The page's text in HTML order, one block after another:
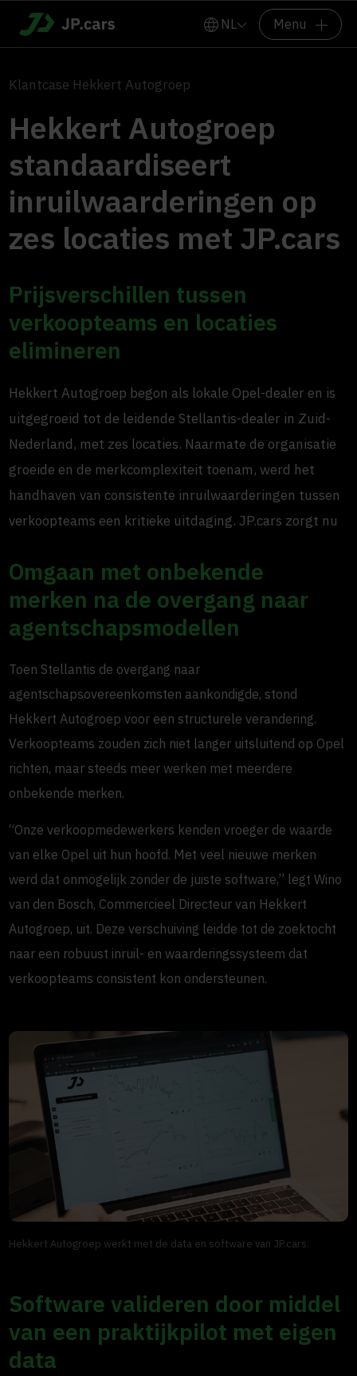
NL Menu
Klantcase Hekkert Autogroep
Hekkert Autogroep
standaardiseert
inruilwaarderingen op
zes locaties met JP.cars
Prijsverschillen tussen
verkoopteams en locaties
elimineren
Hekkert Autogroep begon als lokale Opel-dealer en is
uitgegroeid tot de leidende Stellantis-dealer in Zuid-
Nederland, met zes locaties. Naarmate de organisatie
groeide en de merkcomplexiteit toenam, werd het
handhaven van consistente inruilwaarderingen tussen
verkoopteams een kritieke uitdaging. JP.cars zorgt nu
Omgaan met onbekende
merken na de overgang naar
agentschapsmodellen
Toen Stellantis de overgang naar
agentschapsovereenkomsten aankondigde, stond
Hekkert Autogroep voor een structurele verandering.
Verkoopteams zouden zich niet langer uitsluitend op Opel
richten, maar steeds meer werken met meerdere
onbekende merken.
“Onze verkoopmedewerkers kenden vroeger de waarde
van elke Opel uit hun hoofd. Met veel nieuwe merken
werd dat onmogelijk zonder de juiste software,” legt Wino
van den Bosch, Commercieel Directeur van Hekkert
Autogroep, uit. Deze verschuiving leidde tot de zoektocht
naar een robuust inruil- en waarderingssysteem dat
verkoopteams consistent kon ondersteunen.
Hekkert Autogroep werkt met de data en software van JP.cars.
Software valideren door middel
van een praktijkpilot met eigen
data